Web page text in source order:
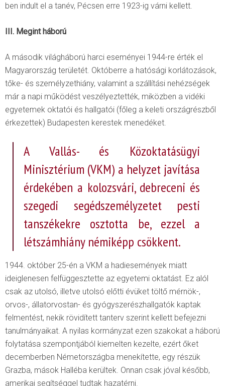
ben indult el a tanév, Pécsen erre 1923-ig várni kellett.
III. Megint háború
A második világháború harci eseményei 1944-re érték el
Magyarország területét. Októberre a hatósági korlátozások,
tőke- és személyzethiány, valamint a szállítási nehézségek
már a napi működést veszélyeztették, miközben a vidéki
egyetemek oktatói és hallgatói (főleg a keleti országrészből
érkezettek) Budapesten kerestek menedéket.
A Vallás- és Közoktatásügyi
Minisztérium (VKM) a helyzet javítása
érdekében a kolozsvári, debreceni és
szegedi segédszemélyzetet pesti
tanszékekre osztotta be, ezzel a
létszámhiány némiképp csökkent.
1944. október 25-én a VKM a hadiesemények miatt
ideiglenesen felfüggesztette az egyetemi oktatást. Ez alól
csak az utolsó, illetve utolsó előtti évüket töltő mérnök-,
orvos-, állatorvostan- és gyógyszerészhallgatók kaptak
felmentést, nekik rövidített tanterv szerint kellett befejezni
tanulmányaikat. A nyilas kormányzat ezen szakokat a háború
folytatása szempontjából kiemelten kezelte, ezért őket
decemberben Németországba menekítette, egy részük
Grazba, mások Halléba kerültek. Onnan csak jóval később,
amerikai segítséggel tudtak hazatérni.